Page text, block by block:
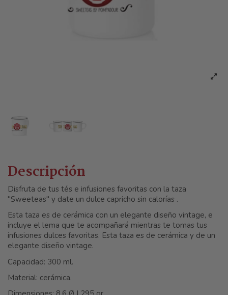
Descripción
Disfruta de tus tés e infusiones favoritas con la taza
"Sweeteas" y date un dulce capricho sin calorías .
Esta taza es de cerámica con un elegante diseño vintage, e
incluye el lema que te acompañará mientras te tomas tus
infusiones dulces favoritas. Esta taza es de cerámica y de un
elegante diseño vintage.
Capacidad: 300 ml.
Material: cerámica.